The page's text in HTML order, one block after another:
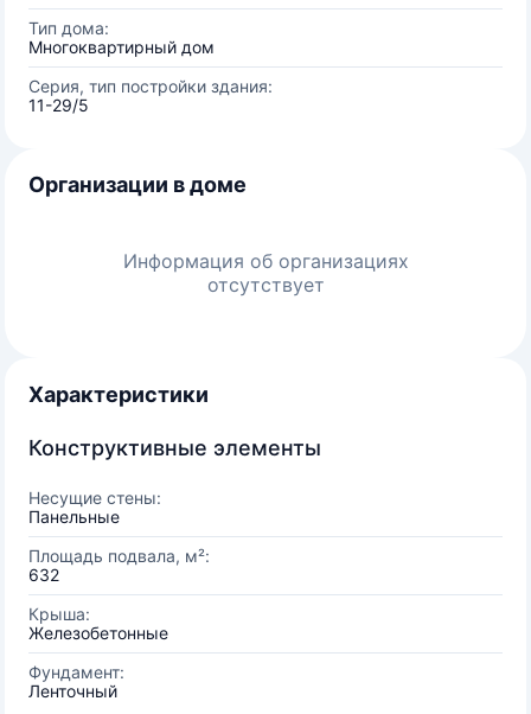
Тип дома:
Многоквартирный дом
Серия, тип постройки здания:
11-29/5
Организации в доме
Информация об организациях
отсутствует
Характеристики
Конструктивные элементы
Несущие стены:
Панельные
Площадь подвала, м²:
632
Крыша:
Железобетонные
Фундамент:
Ленточный